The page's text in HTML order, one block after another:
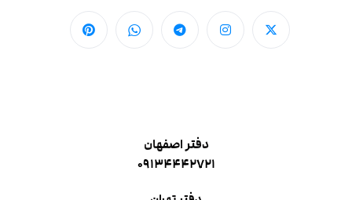
دفتر اصفهان
۰۹۱۳۴۴۴۲۷۲۱